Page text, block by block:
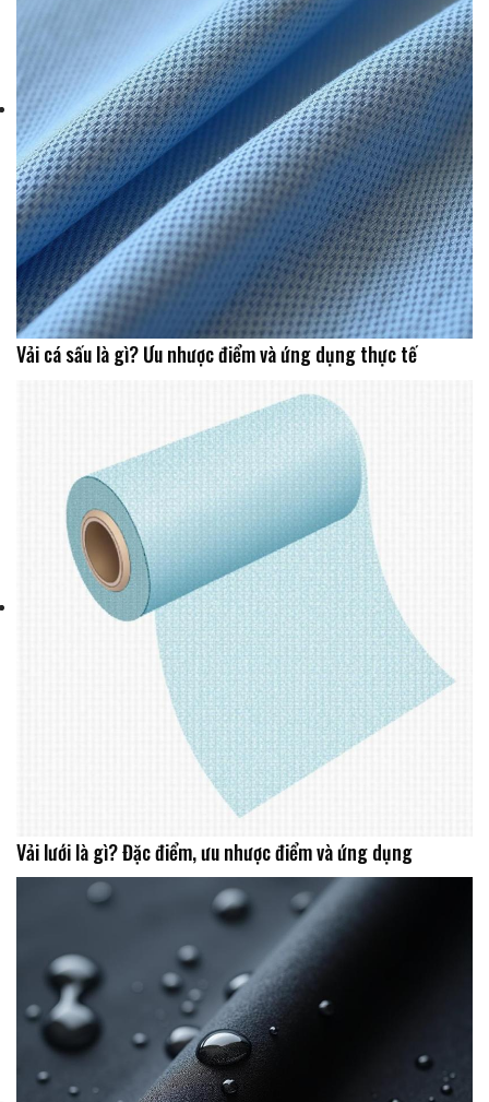
Vải cá sấu là gì? Ưu nhược điểm và ứng dụng thực tế
Vải lưới là gì? Đặc điểm, ưu nhược điểm và ứng dụng